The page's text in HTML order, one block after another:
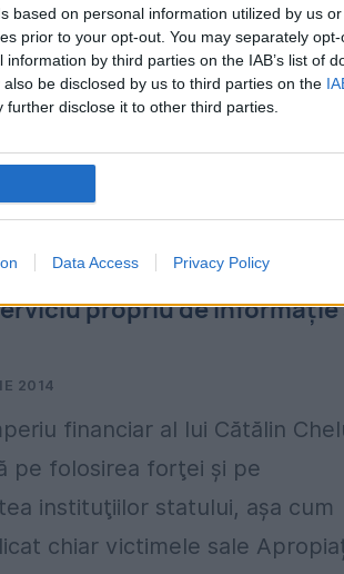
based on personal information utilized by us
prior to your opt-out. You may separately
by third parties on the IAB’s list of
be disclosed by us to third parties on the
further disclose it to other third parties.
Data Access Privacy Policy
de "afaceri" ale lui Cătălin
decedat în Iordania.
de la Vîntu și care
propriu de informație
2014
financiar al lui Cătălin
pe folosirea forţei şi pe
instituţiilor statului, aşa cum
chiar victimele sale